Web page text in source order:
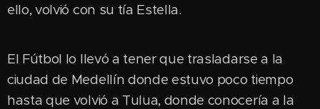
ello, volvió con su tía Estella.
El Fútbol lo llevó a tener que trasladarse a la
ciudad de Medellín donde estuvo poco tiempo
hasta que volvió a Tulua, donde conocería a la